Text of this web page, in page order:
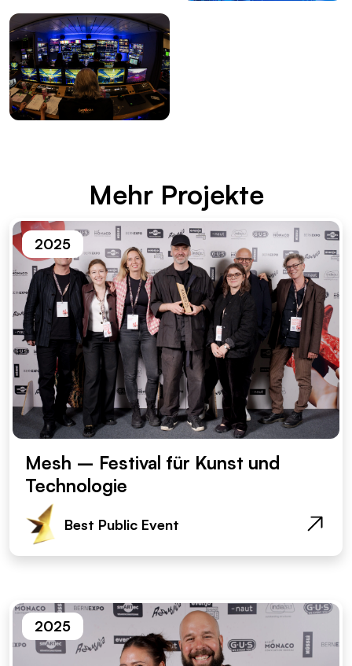
Mehr Pro­jek­te
2025
Mesh – Festival für Kunst und
Technologie
Best Public Event
2025